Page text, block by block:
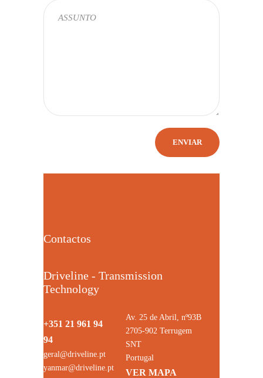
Contactos
Driveline - Transmission
Technology
+351 21 961 94
94
geral@driveline.pt
yanmar@driveline.pt
Av. 25 de Abril, nº93B
2705-902 Terrugem
SNT
Portugal
VER MAPA